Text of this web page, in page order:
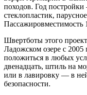
походов. Год
стеклопластик,
Пассажировместимость
Швертботы этого
Ладожском озере с
положиться в любых
двенадцать, штиль на
или в лавировку — в
безопасности.